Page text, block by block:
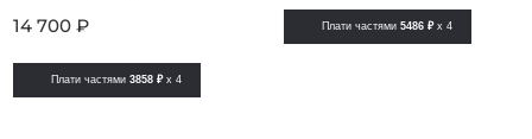
14 700 ₽
Плати частями3858 ₽ x 4
Плати частями 5486 ₽ x 4